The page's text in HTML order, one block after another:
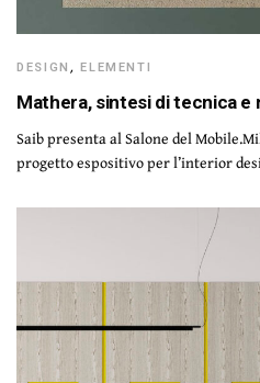
DESIGN ,ELEMENTI
Mathera, sintesi di tecnica e
Saib presenta al Salone del
progetto espositivo per l’interior